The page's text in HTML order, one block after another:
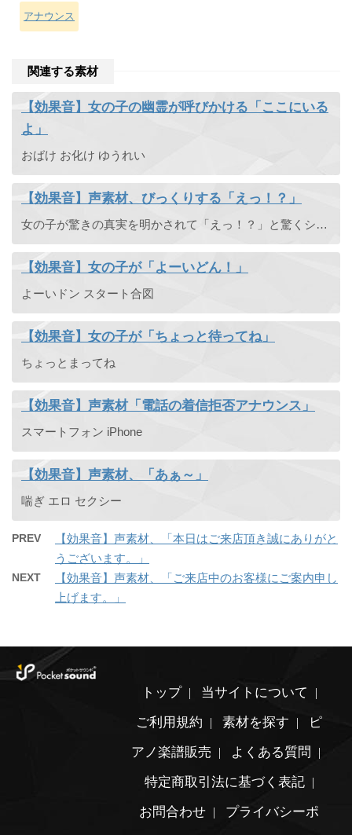
アナウンス
関連する素材
【効果音】女の子の幽霊が呼びかける「ここにいる
よ」
おばけ お化け ゆうれい
【効果音】声素材、びっくりする「えっ！？」
女の子が驚きの真実を明かされて「えっ！？」と驚くシチュエーションの声素材です。
【効果音】女の子が「よーいどん！」
よーいドン スタート合図
【効果音】女の子が「ちょっと待ってね」
ちょっとまってね
【効果音】声素材「電話の着信拒否アナウンス」
スマートフォン iPhone
【効果音】声素材、「あぁ～」
喘ぎ エロ セクシー
PREV
【効果音】声素材、「本日はご来店頂き誠にありがと
うございます。」
NEXT
【効果音】声素材、「ご来店中のお客様にご案内申し
上げます。」
トップ
当サイトについて
ご利用規約
素材を探す
ピ
アノ楽譜販売
よくある質問
特定商取引法に基づく表記
お問合わせ
プライバシーポ